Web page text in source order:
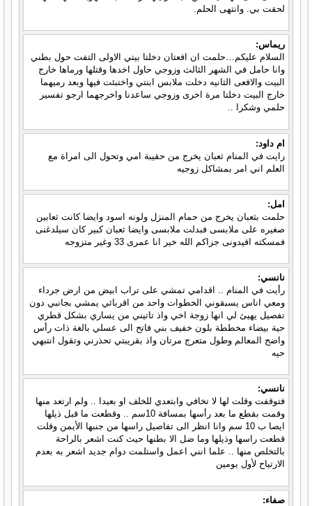
لحقت بي. وانتهى الحلم.
ريماس:
السلام عليكم…حلمت ان افعتان دخلتا بيتي الاولى التفت حول بطني
وانا حامل في الشهر الثالث وزوجي حاول اخدها وقتلها ورماها خارج
البيت والافعى الثانيه دخلت ملابس ابنتي واختبئت فيها وبعد رميهما
خارج البيت دخلتا مرة اخرى وزوجي ساعدنا واخرجهما ارجو تفسير
حلمي وشكرا ..
ام داود:
رايت في المنام ثعبان يخرج من حقيبة امي وتحول الی امراة مع
العلم اني امر بمشاكل زوجيه
امل:
حلمت بثعبان يخرج من حمام المنزل ولونه اسود وايضا كانت ثعابين
صغيره على ملابسى فبدلت ملابسى وايضا ثعبان كبير كان سيلدغنى
فمسكته افيدونى جزاكم الله خير انا عمرى 33 وغير متزوجه
نانسي:
رأيت في المنام .. اقدامي تمشي على تراب ابيض من ارض جرداء
ومعي اناس يسبقوني الخطوات واحد من اقربائي يمشي بجانبي دون
تفصيل يهيئ لي انها زوجة اخي واذ تاتيني من يساري بشكل قطري
حية بيضاء مخططة بلون خفيف بني فاتح الى عسلي بالغة ذات رأس
واضح المعالم وطول متعرج مرتان واذ بقريبتي تحذرني وتقول انتبهي
حيه
نانسي:
فتوقفت وقلت لها لا تخافي وابتعدي للخلف او بعيدا .. ولم ارتعد منها
وقمت بقطع ما بعد رأسها بمسافة 10سم .. وقطعت ما قبل ذيلها
ايصا ب 10 سم وانا انظر الى تفاصيل راسها من جنبها الأيمن وقلت
قطعت راسها وذيلها وما ضل الا بطنها حيث كنت اشعر بالراحة
بالتخلص منها .. علما انني اعمل واستلمت دوام جديد اشعر به بعدم
الارتياح لأول يومين
صفاء: